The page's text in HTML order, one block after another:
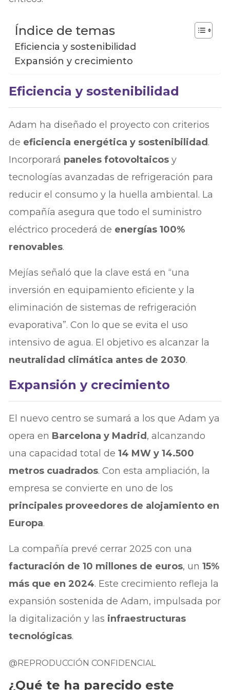
Índice de temas
Eficiencia y sostenibilidad
Expansión y crecimiento
Eficiencia y sostenibilidad
Adam ha diseñado el proyecto con criterios
de eficiencia energética y sostenibilidad .
Incorporará paneles fotovoltaicos y
tecnologías avanzadas de refrigeración para
reducir el consumo y la huella ambiental. La
compañía asegura que todo el suministro
eléctrico procederá de energías 100%
renovables.
Mejías señaló que la clave está en “una
inversión en equipamiento eficiente y la
eliminación de sistemas de refrigeración
evaporativa”. Con lo que se evita el uso
intensivo de agua. El objetivo es alcanzar la
neutralidad climática antes de 2030.
Expansión y crecimiento
El nuevo centro se sumará a los que Adam ya
opera en Barcelona y Madrid , alcanzando
una capacidad total de14 MW y 14.500
metros cuadrados. Con esta ampliación, la
empresa se convierte en uno de los
principales proveedores de alojamiento en
Europa.
La compañía prevé cerrar 2025 con una
facturación de 10 millones de euros, un15%
más que en 2024. Este crecimiento refleja la
expansión sostenida de Adam, impulsada por
la digitalización y las infraestructuras
tecnológicas.
@REPRODUCCIÓN CONFIDENCIAL
¿Qué te ha parecido este